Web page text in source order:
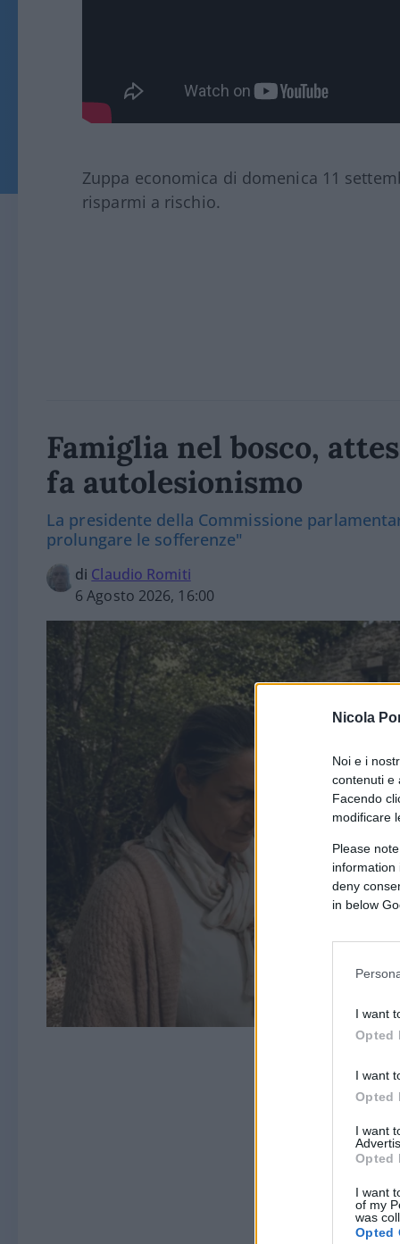
Nicola
Noi e i
contenuti e
Facendo
modificare
Please
information
deny
in below
I want
Opted
I want
Opted
I want
Opted
I want
of my
was
Opted
Zuppa economica di domenica 11
risparmi a rischio.
Famiglia nel bosco,
fa autolesionismo
La presidente della Commissione
prolungare le sofferenze"
di Claudio Romiti
6 Agosto 2026, 16:00